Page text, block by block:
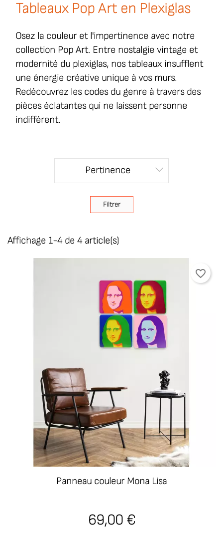
Tableaux Pop Art en Plexiglas
Osez la couleur et l'impertinence avec notre
collection Pop Art. Entre nostalgie vintage et
modernité du plexiglas, nos tableaux insufflent
une énergie créative unique à vos murs.
Redécouvrez les codes du genre à travers des
pièces éclatantes qui ne laissent personne
indifférent.
Pertinence 
Filtrer
Affichage 1-4 de 4 article(s)
Panneau couleur Mona Lisa
69,00 €
favorite_border